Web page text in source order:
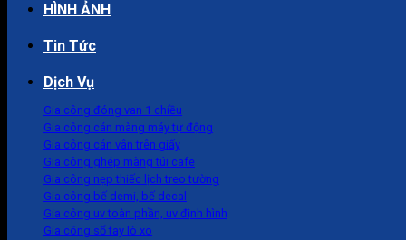
HÌNH ẢNH
Tin Tức
Dịch Vụ
Gia công đóng van 1 chiều
Gia công cán màng máy tự động
Gia công cán vân trên giấy
Gia công ghép màng túi cafe
Gia công nẹp thiếc lịch treo tường
Gia công bế demi, bế decal
Gia công uv toàn phần, uv định hình
Gia công sổ tay lò xo